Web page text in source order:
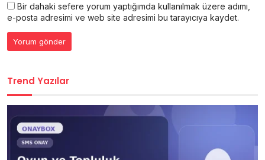
Bir dahaki sefere yorum yaptığımda kullanılmak üzere adımı,
e-posta adresimi ve web site adresimi bu tarayıcıya kaydet.
Trend Yazılar